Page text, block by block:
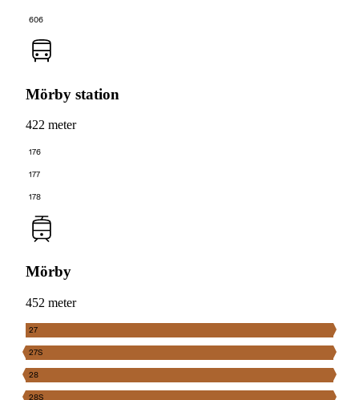
606
Mörby station
422 meter
176
177
178
Mörby
452 meter
27
27S
28
28S